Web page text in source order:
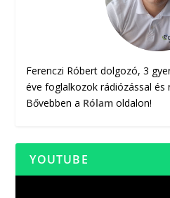
Ferenczi Róbert dolgozó, 3
éve foglalkozok rádiózással és
Bővebben a Rólam oldalon!
YOUTUBE